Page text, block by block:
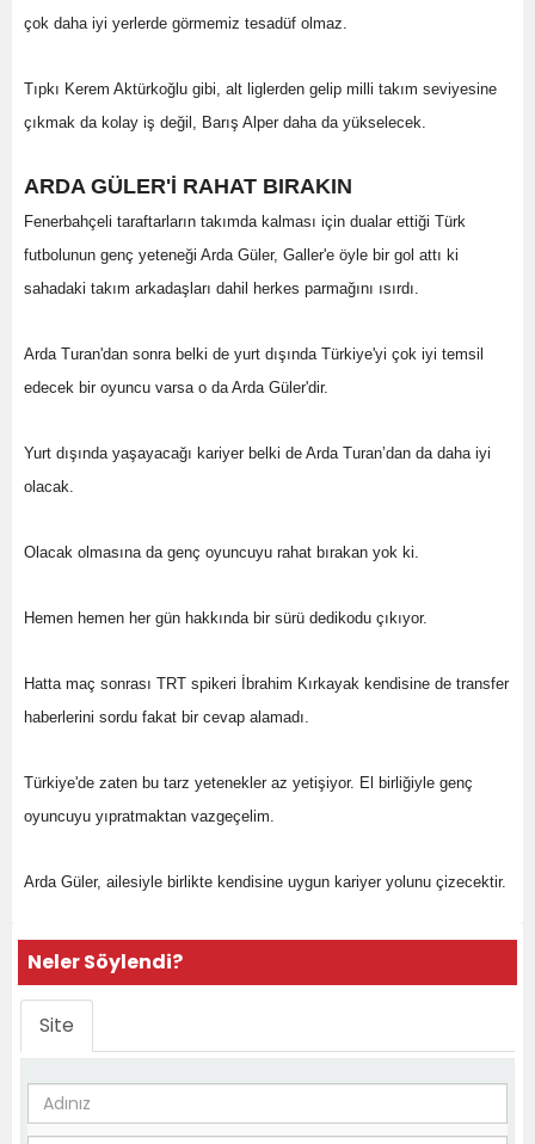
çok daha iyi yerlerde görmemiz tesadüf olmaz.
Tıpkı Kerem Aktürkoğlu gibi, alt liglerden gelip milli takım seviyesine
çıkmak da kolay iş değil, Barış Alper daha da yükselecek.
ARDA GÜLER'İ RAHAT BIRAKIN
Fenerbahçeli taraftarların takımda kalması için dualar ettiği Türk
futbolunun genç yeteneği Arda Güler, Galler'e öyle bir gol attı ki
sahadaki takım arkadaşları dahil herkes parmağını ısırdı.
Arda Turan'dan sonra belki de yurt dışında Türkiye'yi çok iyi temsil
edecek bir oyuncu varsa o da Arda Güler'dir.
Yurt dışında yaşayacağı kariyer belki de Arda Turan’dan da daha iyi
olacak.
Olacak olmasına da genç oyuncuyu rahat bırakan yok ki.
Hemen hemen her gün hakkında bir sürü dedikodu çıkıyor.
Hatta maç sonrası TRT spikeri İbrahim Kırkayak kendisine de transfer
haberlerini sordu fakat bir cevap alamadı.
Türkiye'de zaten bu tarz yetenekler az yetişiyor. El birliğiyle genç
oyuncuyu yıpratmaktan vazgeçelim.
Arda Güler, ailesiyle birlikte kendisine uygun kariyer yolunu çizecektir.
Neler Söylendi?
Site